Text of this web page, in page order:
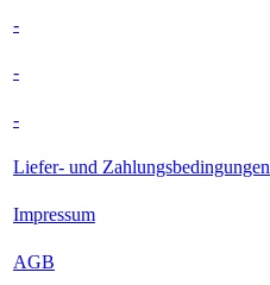
-
-
-
Liefer- und Zahlungsbedingungen
Impressum
AGB